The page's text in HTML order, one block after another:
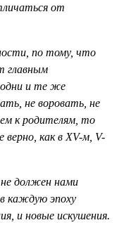
от
по тому, что
главным
одни и те же
не воровать, не
к родителям, то
как в XV-м, V-
должен нами
каждую эпоху
и новые искушения.